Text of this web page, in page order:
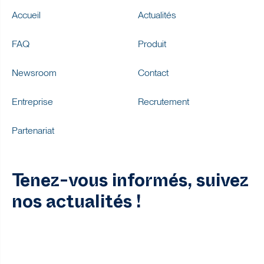
Tenez-vous informés, suivez
nos actualités !
Accueil Actualités
FAQ Produit
Newsroom Contact
Entreprise Recrutement
Partenariat